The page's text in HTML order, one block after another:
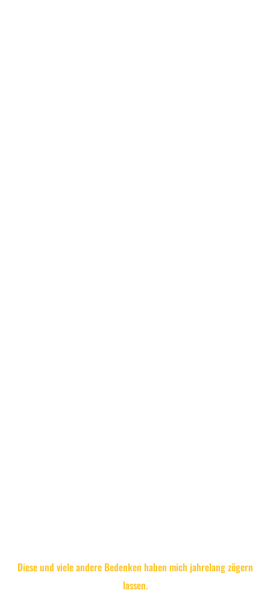
Diese und viele andere Bedenken haben mich jahrelang zögern
lassen.